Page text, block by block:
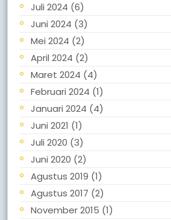
Juli 2024 (6)
Juni 2024 (3)
Mei 2024 (2)
April 2024 (2)
Maret 2024 (4)
Februari 2024 (1)
Januari 2024 (4)
Juni 2021 (1)
Juli 2020 (3)
Juni 2020 (2)
Agustus 2019 (1)
Agustus 2017 (2)
November 2015 (1)